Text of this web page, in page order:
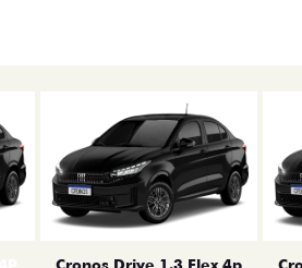
Cronos Drive 1.3 Flex 4p